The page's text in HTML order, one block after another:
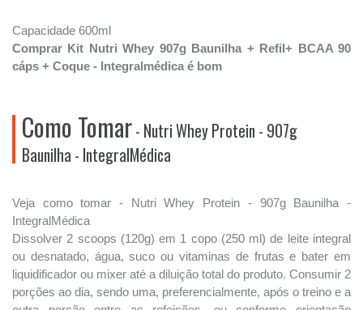
Capacidade 600ml
Comprar Kit Nutri Whey 907g Baunilha + Refil+ BCAA 90
cáps + Coque - Integralmédica é bom
Como Tomar- Nutri Whey Protein - 907g
Baunilha - IntegralMédica
Veja como tomar - Nutri Whey Protein - 907g Baunilha -
IntegralMédica
Dissolver 2 scoops (120g) em 1 copo (250 ml) de leite integral
ou desnatado, água, suco ou vitaminas de frutas e bater em
liquidificador ou mixer até a diluição total do produto. Consumir 2
porções ao dia, sendo uma, preferencialmente, após o treino e a